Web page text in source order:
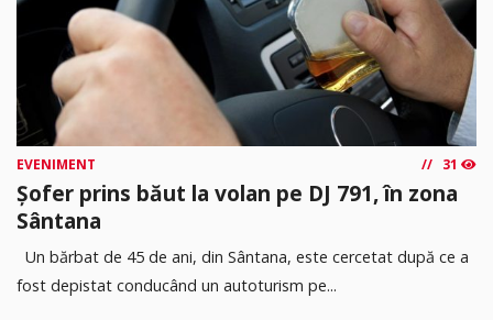
EVENIMENT 31
Șofer prins băut la volan pe DJ 791, în zona
Sântana
Un bărbat de 45 de ani, din Sântana, este cercetat după ce a
fost depistat conducând un autoturism pe...